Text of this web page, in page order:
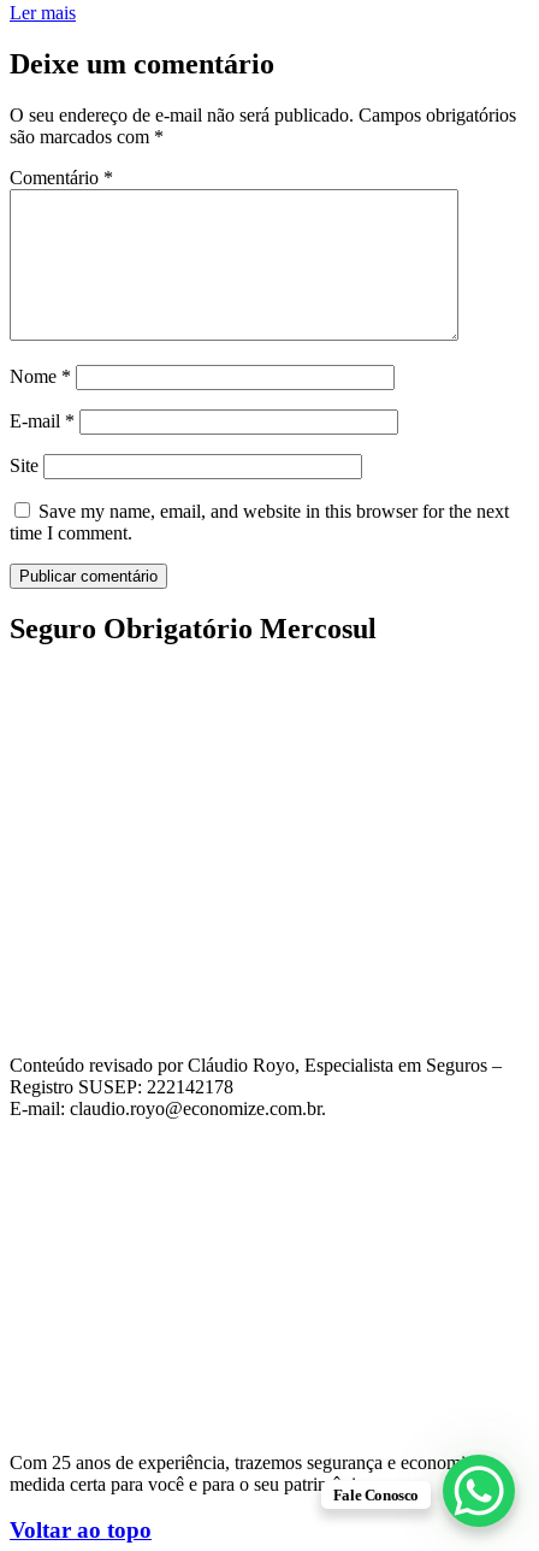
Ler mais
Deixe um comentário
O seu endereço de e-mail não será publicado. Campos obrigatórios
são marcados com *
Comentário *
Nome *
E-mail *
Site
Save my name, email, and website in this browser for the next
time I comment.
Seguro Obrigatório Mercosul
Conteúdo revisado por Cláudio Royo, Especialista em Seguros –
Registro SUSEP: 222142178
E-mail: claudio.royo@economize.com.br.
Com 25 anos de experiência, trazemos segurança e economia na
medida certa para você e para o seu patrimônio.
Voltar ao topo
Fale Conosco